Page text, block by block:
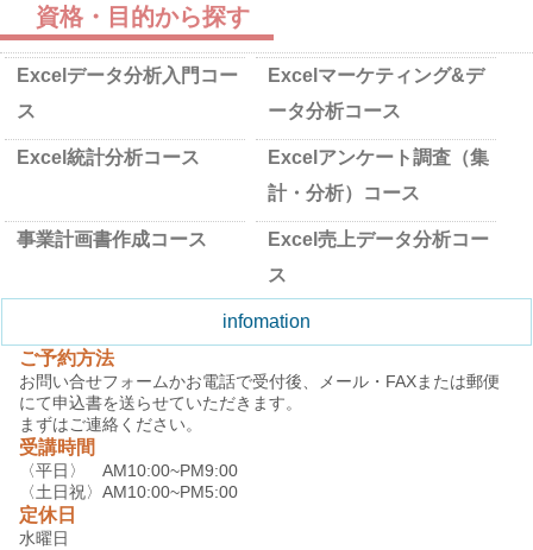
資格・目的から探す
Excelデータ分析入門コー
ス
Excelマーケティング&デ
ータ分析コース
Excel統計分析コース
Excelアンケート調査（集
計・分析）コース
事業計画書作成コース
Excel売上データ分析コー
ス
infomation
ご予約方法
お問い合せフォームかお電話で受付後、メール・FAXまたは郵便
にて申込書を送らせていただきます。
まずはご連絡ください。
受講時間
〈平日〉 AM10:00~PM9:00
〈土日祝〉AM10:00~PM5:00
定休日
水曜日